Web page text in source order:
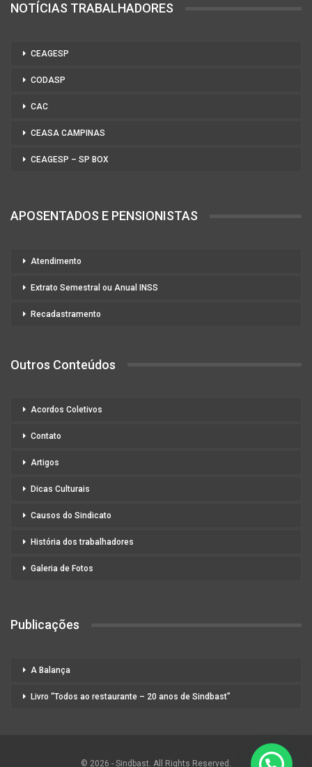
NOTÍCIAS TRABALHADORES
CEAGESP
CODASP
CAC
CEASA CAMPINAS
CEAGESP – SP BOX
APOSENTADOS E PENSIONISTAS
Atendimento
Extrato Semestral ou Anual INSS
Recadastramento
Outros Conteúdos
Acordos Coletivos
Contato
Artigos
Dicas Culturais
Causos do Sindicato
História dos trabalhadores
Galeria de Fotos
Publicações
A Balança
Livro “Todos ao restaurante – 20 anos de Sindbast”
© 2026 - Sindbast. All Rights Reserved.